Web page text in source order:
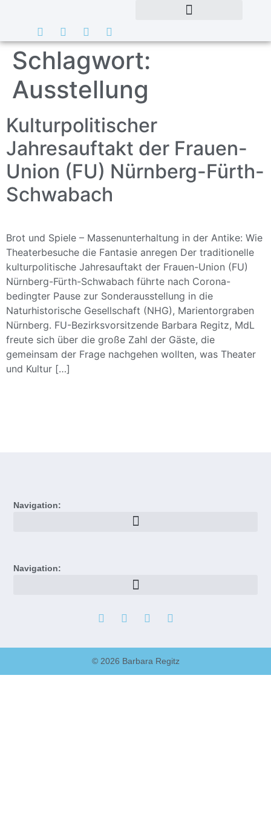
Schlagwort:
Ausstellung
Kulturpolitischer
Jahresauftakt der Frauen-
Union (FU) Nürnberg-Fürth-
Schwabach
Brot und Spiele – Massenunterhaltung in der Antike: Wie
Theaterbesuche die Fantasie anregen Der traditionelle
kulturpolitische Jahresauftakt der Frauen-Union (FU)
Nürnberg-Fürth-Schwabach führte nach Corona-
bedingter Pause zur Sonderausstellung in die
Naturhistorische Gesellschaft (NHG), Marientorgraben
Nürnberg. FU-Bezirksvorsitzende Barbara Regitz, MdL
freute sich über die große Zahl der Gäste, die
gemeinsam der Frage nachgehen wollten, was Theater
und Kultur […]
Navigation:
Navigation:
© 2026 Barbara Regitz